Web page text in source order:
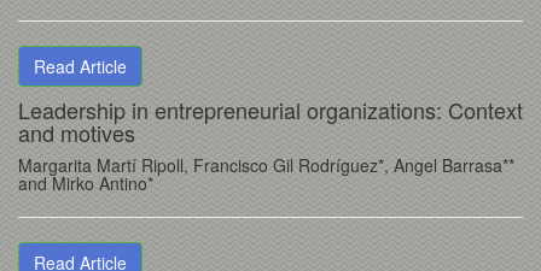
Read Article
Leadership in entrepreneurial organizations: Context
and motives
Margarita Martí Ripoll, Francisco Gil Rodríguez*, Angel Barrasa**
and Mirko Antino*
Read Article